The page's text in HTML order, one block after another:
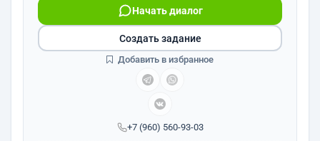
+7 (960) 560-93-03
Начать диалог
Создать задание
Добавить в избранное